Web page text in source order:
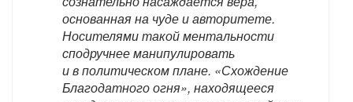
основанная на чуде и авторитете.
Носителями такой ментальности
сподручнее манипулировать
и в политическом плане. «Схождение
Благодатного огня», находящееся